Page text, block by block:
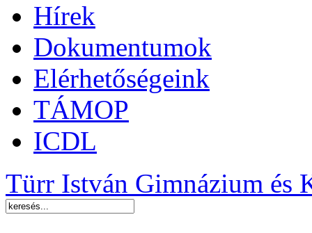
Hírek
Dokumentumok
Elérhetőségeink
TÁMOP
ICDL
Türr István Gimnázium és